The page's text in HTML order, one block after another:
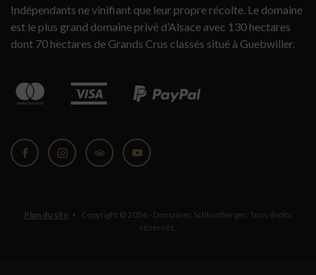
Indépendants ne vinifiant que leur propre récolte. Le domaine
est le plus grand domaine privé d’Alsace avec 130 hectares
dont 70 hectares de Grands Crus classés situé à Guebwiller.
Plan du site
Copyright © 2026 - Domaines Schlumberger. Tous droits
réservés.